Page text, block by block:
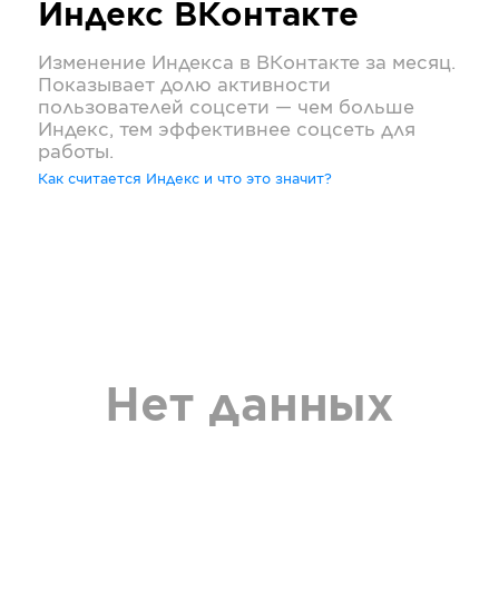
Индекс ВКонтакте
Изменение Индекса в ВКонтакте за месяц.
Показывает долю активности
пользователей соцсети — чем больше
Индекс, тем эффективнее соцсеть для
работы.
Как считается Индекс и что это значит?
Нет данных